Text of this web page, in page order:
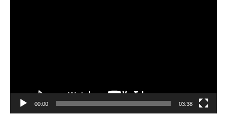
00:00 03:38